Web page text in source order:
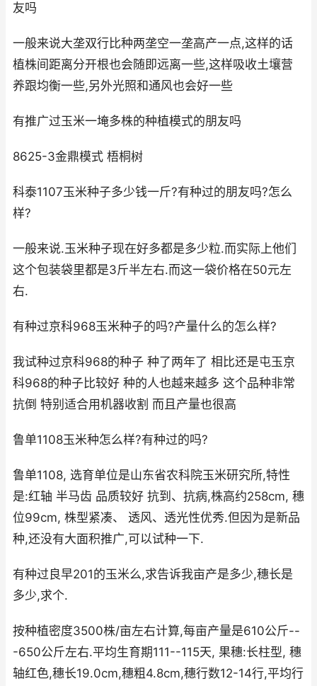
友吗
一般来说大垄双行比种两垄空一垄高产一点,这样的话
植株间距离分开根也会随即远离一些,这样吸收土壤营
养跟均衡一些,另外光照和通风也会好一些
有推广过玉米一埯多株的种植模式的朋友吗
8625-3金鼎模式 梧桐树
科泰1107玉米种子多少钱一斤?有种过的朋友吗?怎么
样?
一般来说.玉米种子现在好多都是多少粒.而实际上他们
这个包装袋里都是3斤半左右.而这一袋价格在50元左
右.
有种过京科968玉米种子的吗?产量什么的怎么样?
我试种过京科968的种子 种了两年了 相比还是屯玉京
科968的种子比较好 种的人也越来越多 这个品种非常
抗倒 特别适合用机器收割 而且产量也很高
鲁单1108玉米种怎么样?有种过的吗?
鲁单1108, 选育单位是山东省农科院玉米研究所,特性
是:红轴 半马齿 品质较好 抗到、抗病,株高约258cm, 穗
位99cm, 株型紧凑、 透风、透光性优秀.但因为是新品
种,还没有大面积推广,可以试种一下.
有种过良早201的玉米么,求告诉我亩产是多少,穗长是
多少,求个.
按种植密度3500株/亩左右计算,每亩产量是610公斤--
-650公斤左右.平均生育期111--115天, 果穗:长柱型, 穗
轴红色,穗长19.0cm,穗粗4.8cm,穗行数12-14行,平均行